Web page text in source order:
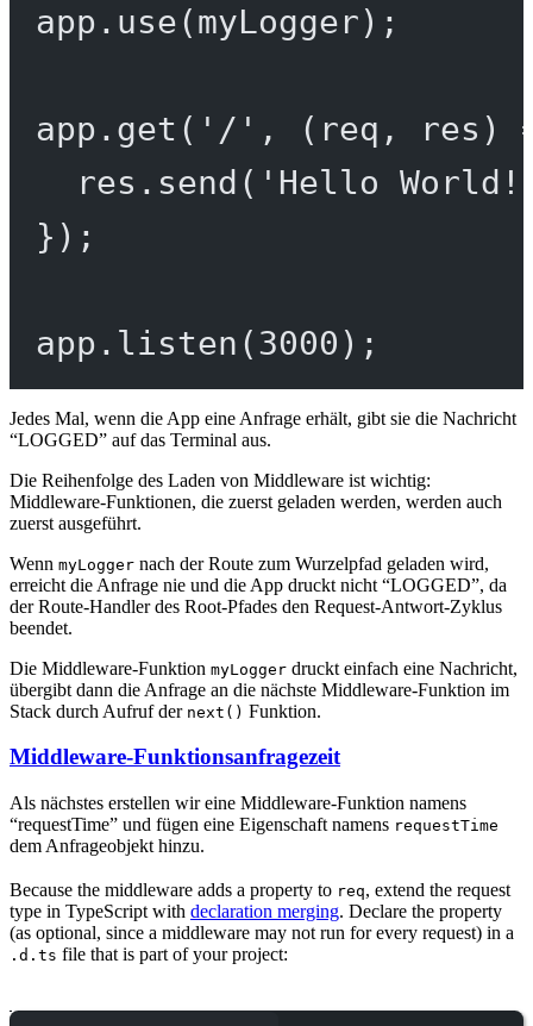
app. use(myLogger);
app. get ( '/' , ( req , res )
res. send ( 'Hello
});
app. listen (3000 );
Jedes Mal, wenn die App eine Anfrage erhält, gibt sie die Nachricht
“LOGGED” auf das Terminal aus.
Die Reihenfolge des Laden von Middleware ist wichtig:
Middleware-Funktionen, die zuerst geladen werden, werden auch
zuerst ausgeführt.
Wenn myLogger nach der Route zum Wurzelpfad geladen wird,
erreicht die Anfrage nie und die App druckt nicht “LOGGED”, da
der Route-Handler des Root-Pfades den Request-Antwort-Zyklus
beendet.
Die Middleware-Funktion myLogger druckt einfach eine Nachricht,
übergibt dann die Anfrage an die nächste Middleware-Funktion im
Stack durch Aufruf der next() Funktion.
Middleware-Funktionsanfragezeit
Als nächstes erstellen wir eine Middleware-Funktion namens
“requestTime” und fügen eine Eigenschaft namens requestTime
dem Anfrageobjekt hinzu.
Because the middleware adds a property to req, extend the request
type in TypeScript with declaration merging. Declare the property
(as optional, since a middleware may not run for every request) in a
.d.ts file that is part of your project: